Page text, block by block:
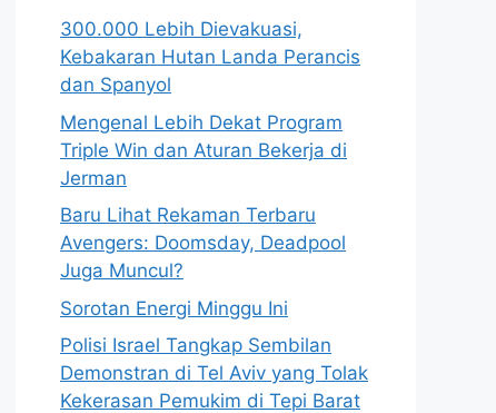
300.000 Lebih Dievakuasi,
Kebakaran Hutan Landa Perancis
dan Spanyol
Mengenal Lebih Dekat Program
Triple Win dan Aturan Bekerja di
Jerman
Baru Lihat Rekaman Terbaru
Avengers: Doomsday, Deadpool
Juga Muncul?
Sorotan Energi Minggu Ini
Polisi Israel Tangkap Sembilan
Demonstran di Tel Aviv yang Tolak
Kekerasan Pemukim di Tepi Barat